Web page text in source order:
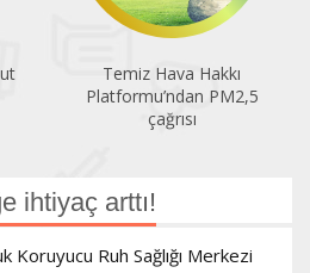
Sıcaklık arttıkça klimaya da
ihtiyaç artıyor
ihtiyaç arttı!
Koruyucu Ruh Sağlığı Merkezi